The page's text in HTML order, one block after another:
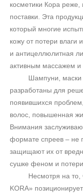
косметики Кора реже,
поставки. Эта
который многие
кожу от потери влаги
и антицеллюлитная
активным массажем
Шампуни, маски
разработаны для
появившихся
волос, повышенная
Внимания
формате спреев – не
защищают их от
сушке феном и
Несмотря на то,
KORA»